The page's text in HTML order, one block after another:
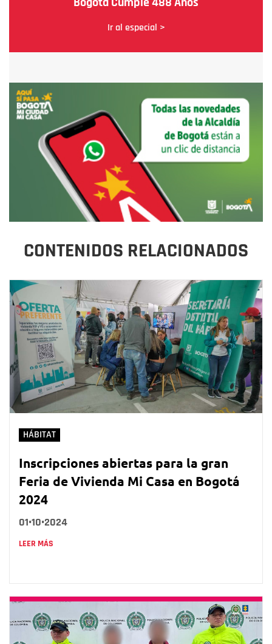
Ir al especial >
CONTENIDOS RELACIONADOS
HÁBITAT
Inscripciones abiertas para la gran
Feria de Vivienda Mi Casa en Bogotá
2024
01•10•2024
LEER MÁS